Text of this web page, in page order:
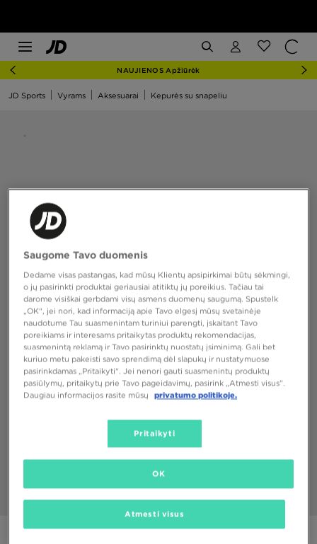
NAUJIENOS Apžiūrėk
JD Sports Vyrams Aksesuarai Kepurės su snapeliu
Saugome Tavo duomenis
Dedame visas pastangas, kad mūsų Klientų apsipirkimai būtų sėkmingi,
o jų pasirinkti produktai geriausiai atitiktų jų poreikius. Tačiau tai
darome visiškai gerbdami visų asmens duomenų saugumą. Spustelk
„OK“, jei nori, kad informaciją apie Tavo elgesį mūsų svetainėje
naudotume Tau suasmenintam turiniui parengti, įskaitant Tavo
poreikiams ir interesams pritaikytas produktų rekomendacijas,
suasmenintą reklamą ir Tavo pasirinktų nuostatų įsiminimą. Gali bet
kuriuo metu pakeisti savo sprendimą dėl slapukų ir nustatymuose
pasirinkdamas „Pritaikyti“. Jei nenori gauti suasmenintų produktų
pasiūlymų, pritaikytų prie Tavo pageidavimų, pasirink „Atmesti visus”.
Daugiau informacijos rasite mūsų
privatumo politikoje.
Pritaikyti
Atmesti visus
OK